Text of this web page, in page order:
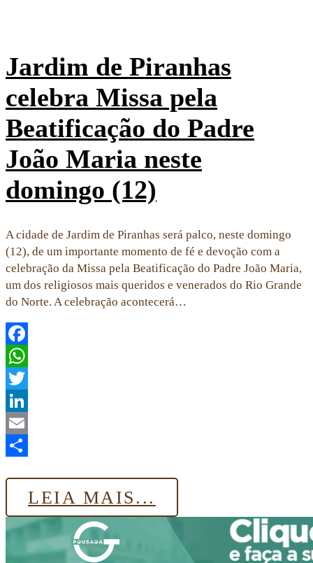
Jardim de Piranhas
celebra Missa pela
Beatificação do Padre
João Maria neste
domingo (12)
A cidade de Jardim de Piranhas será palco, neste domingo
(12), de um importante momento de fé e devoção com a
celebração da Missa pela Beatificação do Padre João Maria,
um dos religiosos mais queridos e venerados do Rio Grande
do Norte. A celebração acontecerá…
Facebook
WhatsApp
Twitter
LinkedIn
Email
LEIA MAIS...